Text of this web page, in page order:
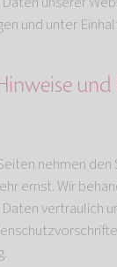
und unter
nehmen den
ernst. Wir
vertraulich